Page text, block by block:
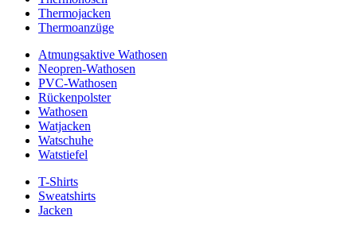
Thermojacken
Thermoanzüge
Atmungsaktive Wathosen
Neopren-Wathosen
PVC-Wathosen
Rückenpolster
Wathosen
Watjacken
Watschuhe
Watstiefel
T-Shirts
Sweatshirts
Jacken